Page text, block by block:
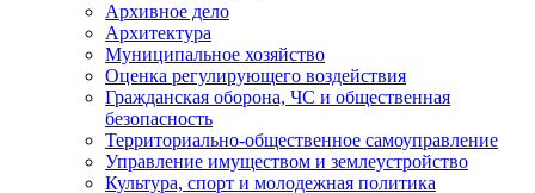
Архивное дело
Архитектура
Муниципальное хозяйство
Оценка регулирующего воздействия
Гражданская оборона, ЧС и общественная
безопасность
Территориально-общественное самоуправление
Управление имуществом и землеустройство
Культура, спорт и молодежная политика